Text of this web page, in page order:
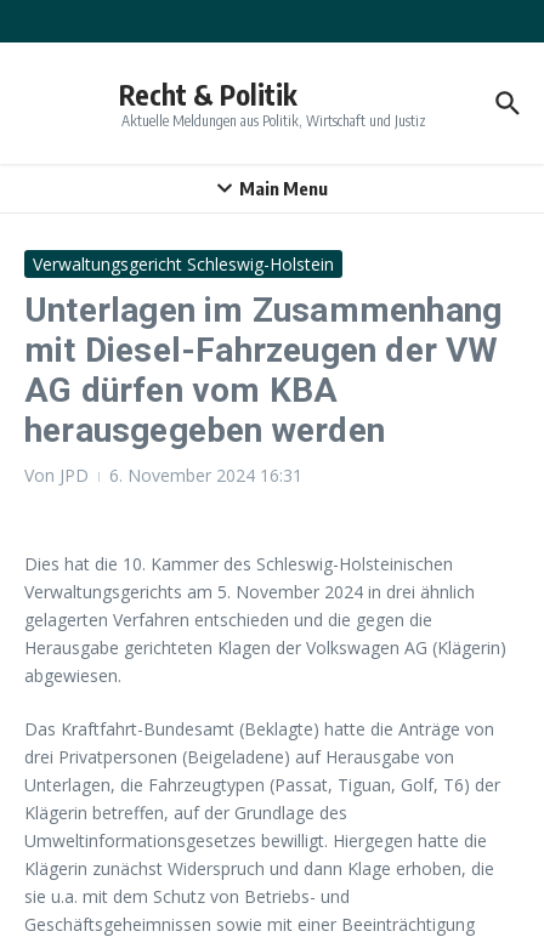
Recht & Politik
Aktuelle Meldungen aus Politik, Wirtschaft und Justiz
Main Menu
Verwaltungsgericht Schleswig-Holstein
Unterlagen im Zusammenhang
mit Diesel-Fahrzeugen der VW
AG dürfen vom KBA
herausgegeben werden
Von JPD 6. November 2024 16:31
Dies hat die 10. Kammer des Schleswig-Holsteinischen
Verwaltungsgerichts am 5. November 2024 in drei ähnlich
gelagerten Verfahren entschieden und die gegen die
Herausgabe gerichteten Klagen der Volkswagen AG (Klägerin)
abgewiesen.
Das Kraftfahrt-Bundesamt (Beklagte) hatte die Anträge von
drei Privatpersonen (Beigeladene) auf Herausgabe von
Unterlagen, die Fahrzeugtypen (Passat, Tiguan, Golf, T6) der
Klägerin betreffen, auf der Grundlage des
Umweltinformationsgesetzes bewilligt. Hiergegen hatte die
Klägerin zunächst Widerspruch und dann Klage erhoben, die
sie u.a. mit dem Schutz von Betriebs- und
Geschäftsgeheimnissen sowie mit einer Beeinträchtigung